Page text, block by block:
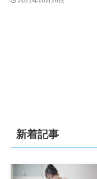
新着記事